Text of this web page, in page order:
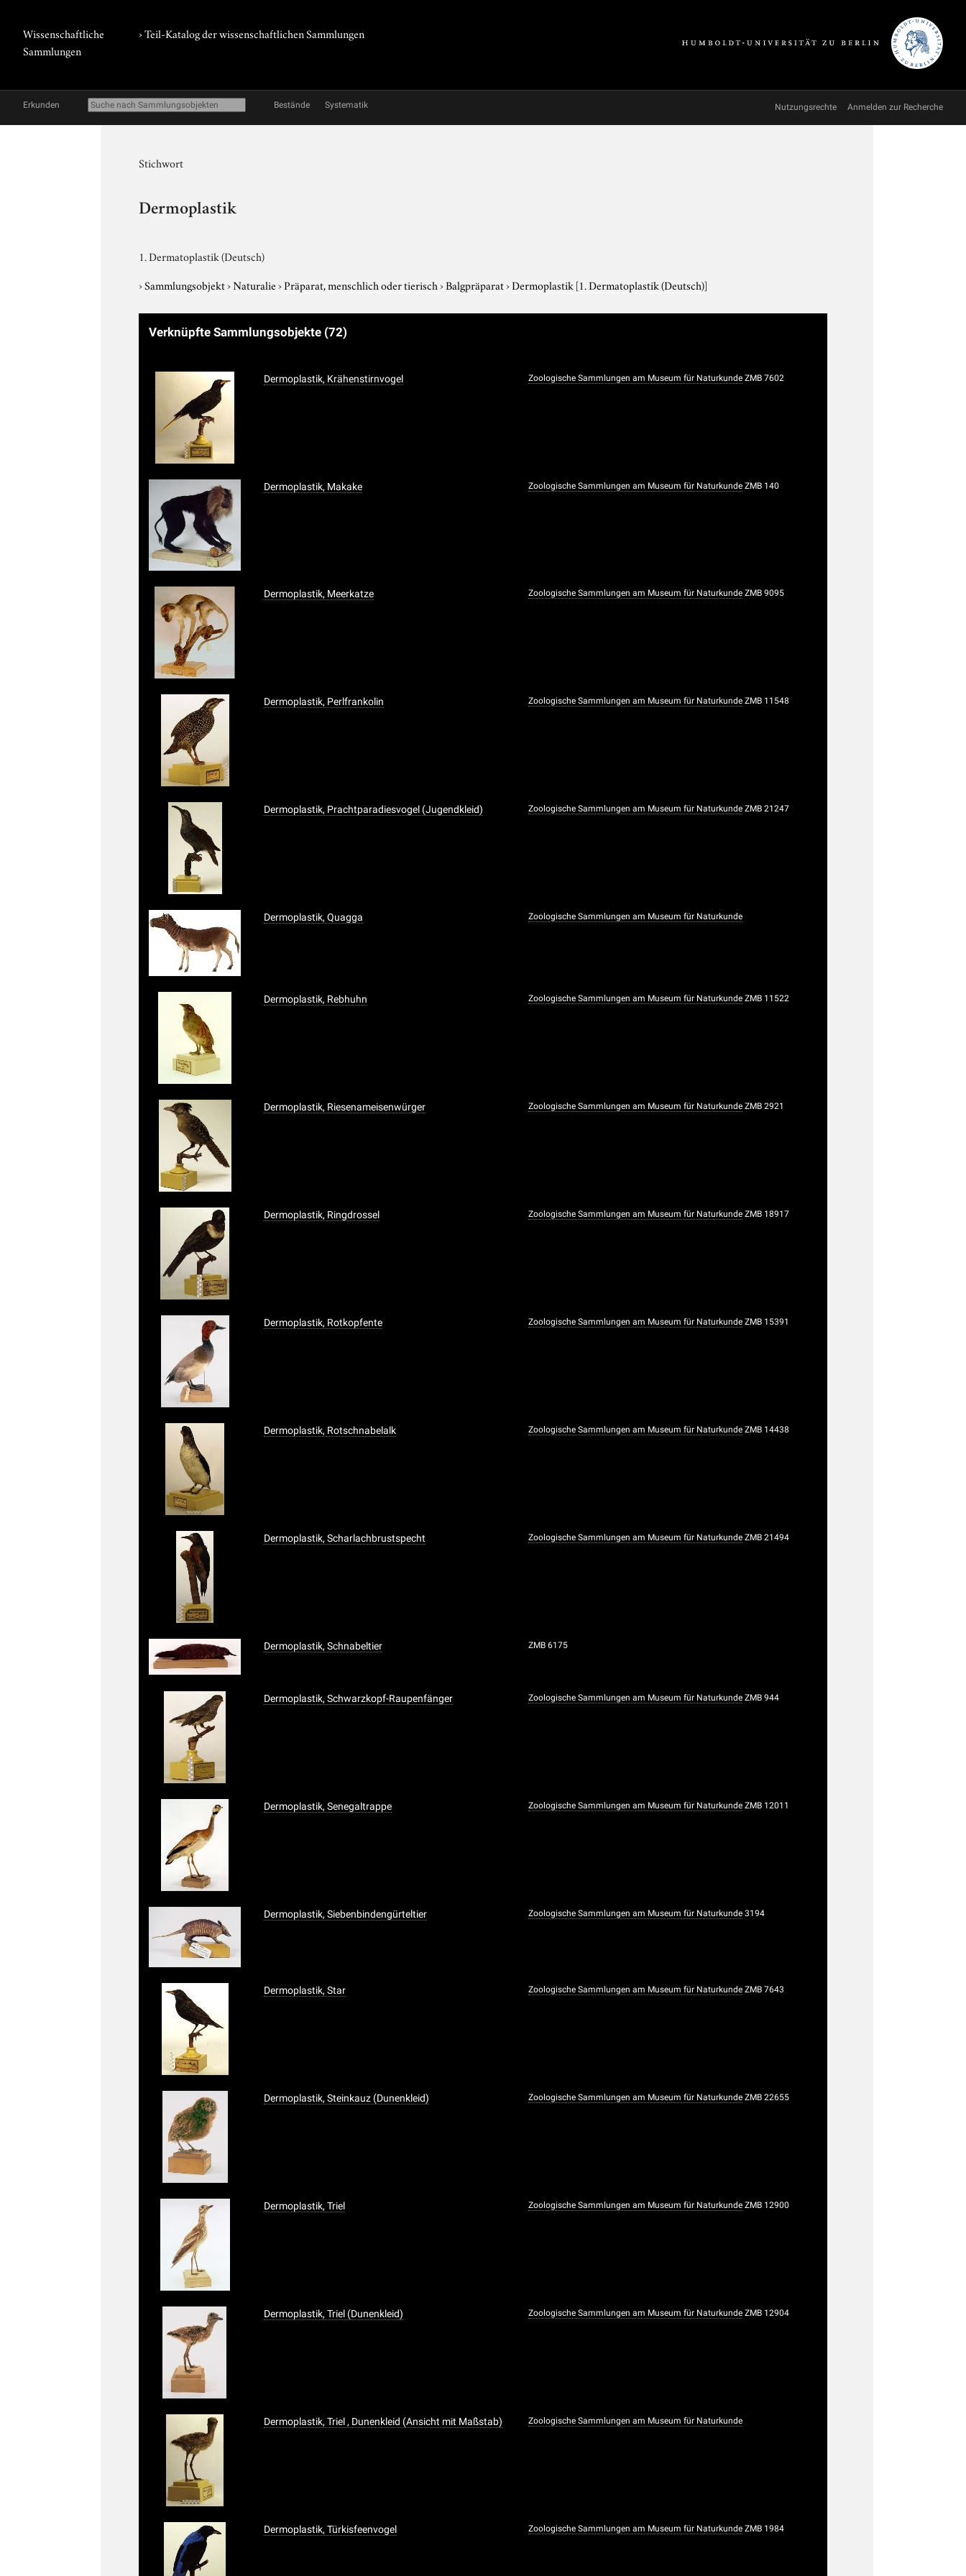
Wissenschaftliche
Sammlungen
› Teil-Katalog der wissenschaftlichen Sammlungen
Erkunden Bestände Systematik Nutzungsrechte Anmelden zur Recherche
Stichwort
Dermoplastik
1. Dermatoplastik (Deutsch)
›Sammlungsobjekt›Naturalie›Präparat, menschlich oder tierisch›Balgpräparat›Dermoplastik[1. Dermatoplastik (Deutsch)]
Verknüpfte Sammlungsobjekte (72)
Dermoplastik, Krähenstirnvogel Zoologische Sammlungen am Museum für Naturkunde ZMB 7602
Dermoplastik, Makake Zoologische Sammlungen am Museum für Naturkunde ZMB 140
Dermoplastik, Meerkatze Zoologische Sammlungen am Museum für Naturkunde ZMB 9095
Dermoplastik, Perlfrankolin Zoologische Sammlungen am Museum für Naturkunde ZMB 11548
Dermoplastik, Prachtparadiesvogel (Jugendkleid) Zoologische Sammlungen am Museum für Naturkunde ZMB 21247
Dermoplastik, Quagga Zoologische Sammlungen am Museum für Naturkunde
Dermoplastik, Rebhuhn Zoologische Sammlungen am Museum für Naturkunde ZMB 11522
Dermoplastik, Riesenameisenwürger Zoologische Sammlungen am Museum für Naturkunde ZMB 2921
Dermoplastik, Ringdrossel Zoologische Sammlungen am Museum für Naturkunde ZMB 18917
Dermoplastik, Rotkopfente Zoologische Sammlungen am Museum für Naturkunde ZMB 15391
Dermoplastik, Rotschnabelalk Zoologische Sammlungen am Museum für Naturkunde ZMB 14438
Dermoplastik, Scharlachbrustspecht Zoologische Sammlungen am Museum für Naturkunde ZMB 21494
Dermoplastik, Schnabeltier ZMB 6175
Dermoplastik, Schwarzkopf-Raupenfänger Zoologische Sammlungen am Museum für Naturkunde ZMB 944
Dermoplastik, Senegaltrappe Zoologische Sammlungen am Museum für Naturkunde ZMB 12011
Dermoplastik, Siebenbindengürteltier Zoologische Sammlungen am Museum für Naturkunde 3194
Dermoplastik, Star Zoologische Sammlungen am Museum für Naturkunde ZMB 7643
Dermoplastik, Steinkauz (Dunenkleid) Zoologische Sammlungen am Museum für Naturkunde ZMB 22655
Dermoplastik, Triel Zoologische Sammlungen am Museum für Naturkunde ZMB 12900
Dermoplastik, Triel (Dunenkleid) Zoologische Sammlungen am Museum für Naturkunde ZMB 12904
Dermoplastik, Triel , Dunenkleid (Ansicht mit Maßstab) Zoologische Sammlungen am Museum für Naturkunde
Dermoplastik, Türkisfeenvogel Zoologische Sammlungen am Museum für Naturkunde ZMB 1984